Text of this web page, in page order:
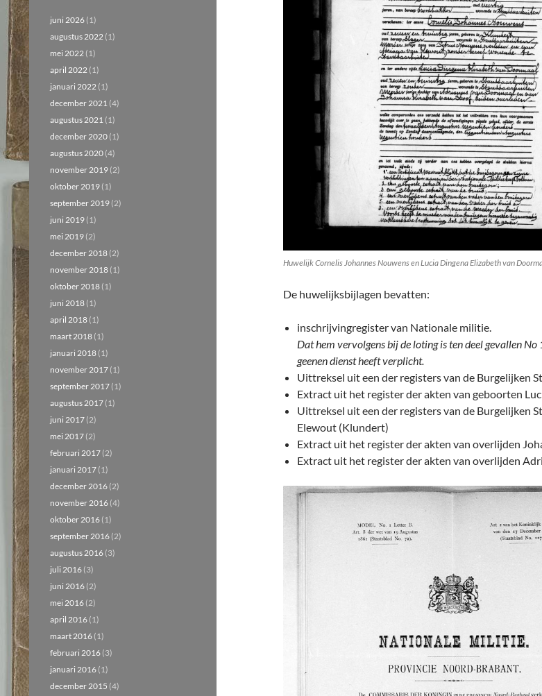
Huwelijk Cornelis Johannes Nouwens en Lucia Dingena Elizabeth van
De huwelijksbijlagen bevatten:
inschrijvingregister van Nationale militie.
Dat hem vervolgens bij de loting is ten deel gevallen
geenen dienst heeft verplicht.
Uittreksel uit een der registers van de Burgelijken
Extract uit het register der akten van geboorten
Uittreksel uit een der registers van de Burgelijken
Elewout (Klundert)
Extract uit het register der akten van overlijden
Extract uit het register der akten van overlijden
juni 2026 (1)
augustus 2022 (1)
mei 2022 (1)
april 2022 (1)
januari 2022 (1)
december 2021 (4)
augustus 2021 (1)
december 2020 (1)
augustus 2020 (4)
november 2019 (2)
oktober 2019 (1)
september 2019 (2)
juni 2019 (1)
mei 2019 (2)
december 2018 (2)
november 2018 (1)
oktober 2018 (1)
juni 2018 (1)
april 2018 (1)
maart 2018 (1)
januari 2018 (1)
november 2017 (1)
september 2017 (1)
augustus 2017 (1)
juni 2017 (2)
mei 2017 (2)
februari 2017 (2)
januari 2017 (1)
december 2016 (2)
november 2016 (4)
oktober 2016 (1)
september 2016 (2)
augustus 2016 (3)
juli 2016 (3)
juni 2016 (2)
mei 2016 (2)
april 2016 (1)
maart 2016 (1)
februari 2016 (3)
januari 2016 (1)
december 2015 (4)